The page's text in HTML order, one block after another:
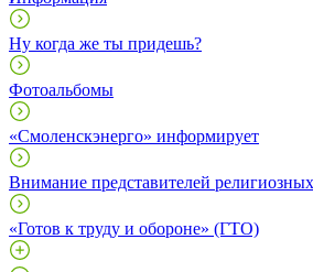
Ну когда же ты придешь?
Фотоальбомы
«Смоленскэнерго» информирует
Внимание представителей
«Готов к труду и обороне» (ГТО)